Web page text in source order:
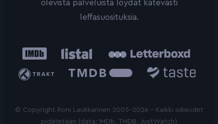
olevista palveluista löydät kätevästi
leffasuosituksia.
IMDb Listal
Trakt
Database
© Copyright Roni Laukkarinen 2005-2026 - Kaikki oikeudet
pidätetään (data: IMDb, TMDB, JustWatch)